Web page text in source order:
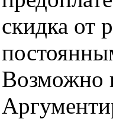
скидка от
Возможно